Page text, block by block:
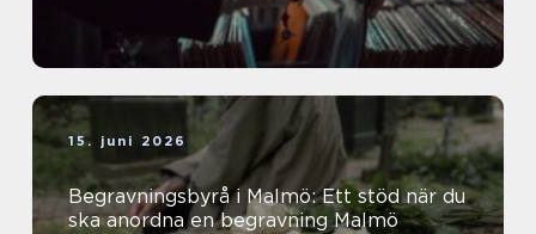
15. juni 2026
Begravningsbyrå i Malmö: Ett stöd när du
ska anordna en begravning Malmö